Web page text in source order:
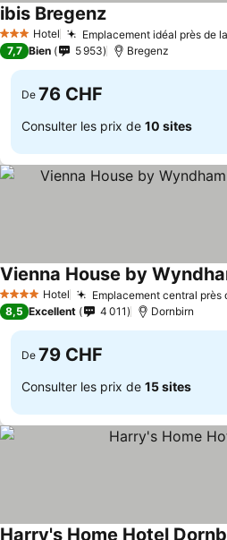
3 ÉtoilesHotel Emplacement idéal près de
ibis Bregenz
7,7 Bien 5 953 Bregenz
De 76 CHF
Consulter les prix de 10 sites
4 Étoiles Hotel Emplacement central
8,5 Excellent 4 011 Dornbirn
De 79 CHF
Consulter les prix de 15 sites
Harry's Home Hotel